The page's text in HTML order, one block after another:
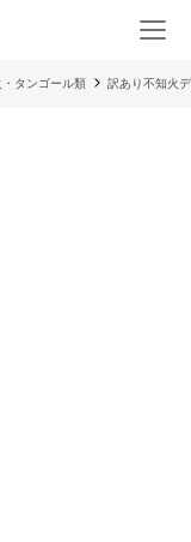
・タンゴール類 訳あり不知火